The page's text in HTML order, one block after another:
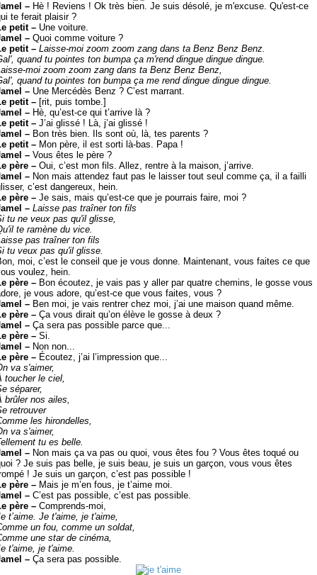
– Hè ! Reviens ! Ok très bien. Je suis désolé, je m'excuse. Qu'est-ce
te ferait plaisir ?
petit – Une voiture.
– Quoi comme voiture ?
petit – Laisse-moi zoom zoom zang dans ta Benz Benz Benz.
quand tu pointes ton bumpa ça m'rend dingue dingue dingue.
moi zoom zoom zang dans ta Benz Benz Benz,
quand tu pointes ton bumpa ça me rend dingue dingue dingue.
– Une Mercédès Benz ? C’est marrant.
petit – [rit, puis tombe.]
– Hè, qu’est-ce qui t’arrive là ?
petit – J’ai glissé ! Là, j’ai glissé !
– Bon très bien. Ils sont où, là, tes parents ?
petit – Mon père, il est sorti là-bas. Papa !
– Vous êtes le père ?
père – Oui, c’est mon fils. Allez, rentre à la maison, j’arrive.
– Non mais attendez faut pas le laisser tout seul comme ça, il a failli
c’est dangereux, hein.
père – Je sais, mais qu’est-ce que je pourrais faire, moi ?
– Laisse pas traîner ton fils
tu ne veux pas qu'il glisse,
te ramène du vice.
pas traîner ton fils
tu veux pas qu'il glisse.
moi, c’est le conseil que je vous donne. Maintenant, vous faites ce que
voulez, hein.
père – Bon écoutez, je vais pas y aller par quatre chemins, le gosse vous
je vous adore, qu’est-ce que vous faites, vous ?
– Ben moi, je vais rentrer chez moi, j’ai une maison quand même.
père – Ça vous dirait qu’on élève le gosse à deux ?
– Ça sera pas possible parce que...
père – Si.
– Non non...
père – Écoutez, j’ai l’impression que...
va s'aimer,
toucher le ciel,
séparer,
brûler nos ailes,
retrouver
les hirondelles,
va s'aimer,
tu es belle.
– Non mais ça va pas ou quoi, vous êtes fou ? Vous êtes toqué ou
? Je suis pas belle, je suis beau, je suis un garçon, vous vous êtes
! Je suis un garçon, c’est pas possible !
père – Mais je m’en fous, je t’aime moi.
– C’est pas possible, c’est pas possible.
père – Comprends-moi,
t’aime. Je t'aime, je t'aime,
un fou, comme un soldat,
une star de cinéma,
t'aime, je t'aime.
– Ça sera pas possible.